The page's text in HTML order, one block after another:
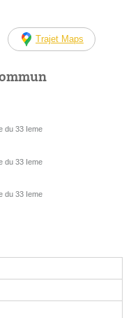
Trajet Maps
du 33 Ieme
du 33 Ieme
du 33 Ieme